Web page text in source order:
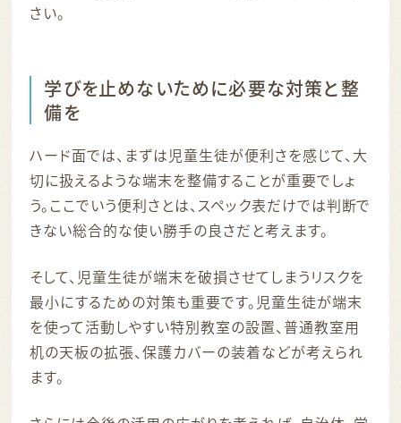
さい。
学びを止めないために必要な対策と整
備を
ハード面では、まずは児童生徒が便利さを感じて、大
切に扱えるような端末を整備することが重要でしょ
う。ここでいう便利さとは、スペック表だけでは判断で
きない総合的な使い勝手の良さだと考えます。
そして、児童生徒が端末を破損させてしまうリスクを
最小にするための対策も重要です。児童生徒が端末
を使って活動しやすい特別教室の設置、普通教室用
机の天板の拡張、保護カバーの装着などが考えられ
ます。